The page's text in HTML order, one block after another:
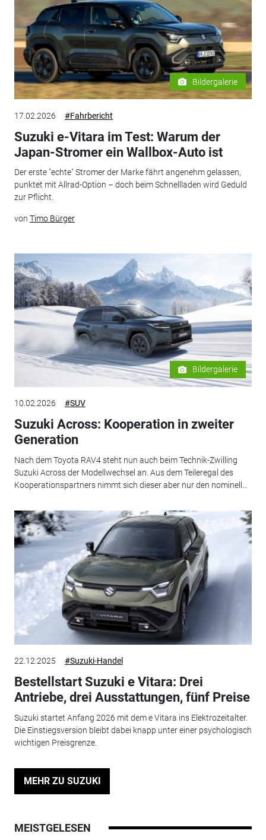
Bildergalerie
17.02.2026 #Fahrbericht
Suzuki e-Vitara im Test: Warum der
Japan-Stromer ein Wallbox-Auto ist
Der erste "echte" Stromer der Marke fährt angenehm gelassen,
punktet mit Allrad-Option – doch beim Schnellladen wird Geduld
zur Pflicht.
von Timo Bürger
Bildergalerie
10.02.2026 #SUV
Suzuki Across: Kooperation in zweiter
Generation
Nach dem Toyota RAV4 steht nun auch beim Technik-Zwilling
Suzuki Across der Modellwechsel an. Aus dem Teileregal des
Kooperationspartners nimmt sich dieser aber nur den nominell...
22.12.2025 #Suzuki-Handel
Bestellstart Suzuki e Vitara: Drei
Antriebe, drei Ausstattungen, fünf Preise
Suzuki startet Anfang 2026 mit dem e Vitara ins Elektrozeitalter.
Die Einstiegsversion bleibt dabei knapp unter einer psychologisch
wichtigen Preisgrenze.
MEHR ZU SUZUKI
MEISTGELESEN